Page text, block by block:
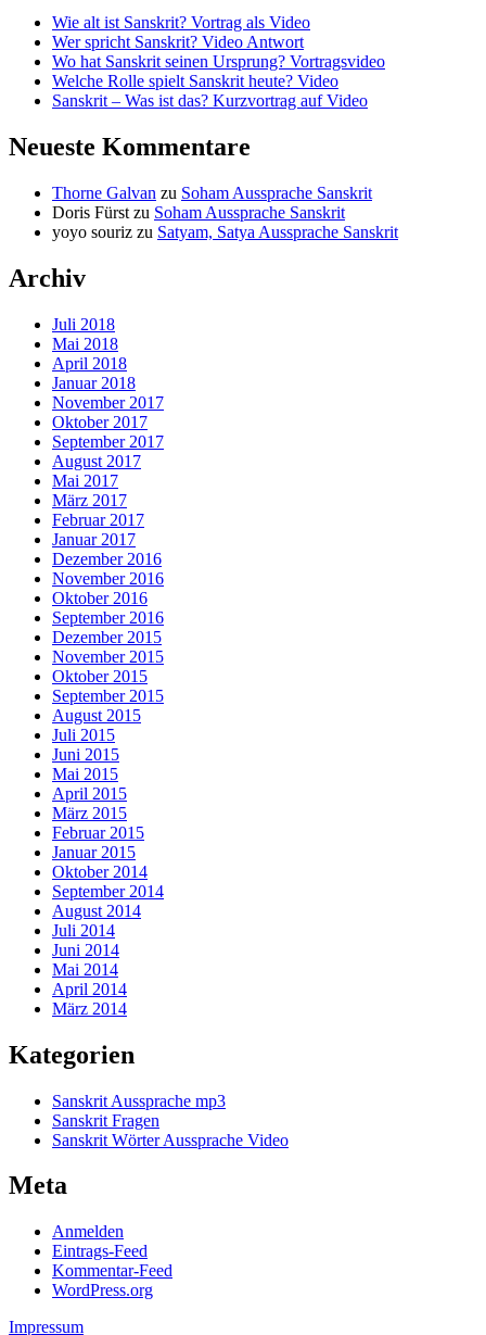
Wie alt ist Sanskrit? Vortrag als Video
Wer spricht Sanskrit? Video Antwort
Wo hat Sanskrit seinen Ursprung? Vortragsvideo
Welche Rolle spielt Sanskrit heute? Video
Sanskrit – Was ist das? Kurzvortrag auf Video
Neueste Kommentare
Thorne Galvan zu Soham Aussprache Sanskrit
Doris Fürst zu Soham Aussprache Sanskrit
yoyo souriz zu Satyam, Satya Aussprache Sanskrit
Archiv
Juli 2018
Mai 2018
April 2018
Januar 2018
November 2017
Oktober 2017
September 2017
August 2017
Mai 2017
März 2017
Februar 2017
Januar 2017
Dezember 2016
November 2016
Oktober 2016
September 2016
Dezember 2015
November 2015
Oktober 2015
September 2015
August 2015
Juli 2015
Juni 2015
Mai 2015
April 2015
März 2015
Februar 2015
Januar 2015
Oktober 2014
September 2014
August 2014
Juli 2014
Juni 2014
Mai 2014
April 2014
März 2014
Kategorien
Sanskrit Aussprache mp3
Sanskrit Fragen
Sanskrit Wörter Aussprache Video
Meta
Anmelden
Eintrags-Feed
Kommentar-Feed
WordPress.org
Impressum